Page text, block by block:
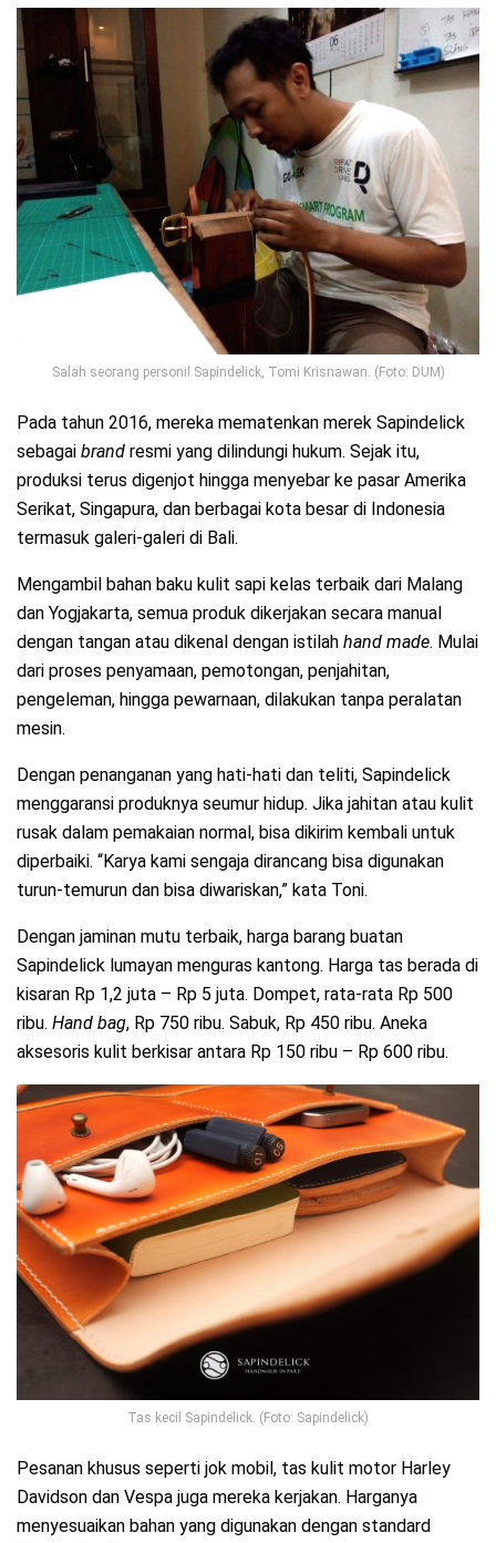
Salah seorang personil Sapindelick, Tomi Krisnawan. (Foto: DUM)
Pada tahun 2016, mereka mematenkan merek Sapindelick
sebagai brand resmi yang dilindungi hukum. Sejak itu,
produksi terus digenjot hingga menyebar ke pasar Amerika
Serikat, Singapura, dan berbagai kota besar di Indonesia
termasuk galeri-galeri di Bali.
Mengambil bahan baku kulit sapi kelas terbaik dari Malang
dan Yogjakarta, semua produk dikerjakan secara manual
dengan tangan atau dikenal dengan istilah hand made. Mulai
dari proses penyamaan, pemotongan, penjahitan,
pengeleman, hingga pewarnaan, dilakukan tanpa peralatan
mesin.
Dengan penanganan yang hati-hati dan teliti, Sapindelick
menggaransi produknya seumur hidup. Jika jahitan atau kulit
rusak dalam pemakaian normal, bisa dikirim kembali untuk
diperbaiki. “Karya kami sengaja dirancang bisa digunakan
turun-temurun dan bisa diwariskan,” kata Toni.
Dengan jaminan mutu terbaik, harga barang buatan
Sapindelick lumayan menguras kantong. Harga tas berada di
kisaran Rp 1,2 juta – Rp 5 juta. Dompet, rata-rata Rp 500
ribu. Hand bag, Rp 750 ribu. Sabuk, Rp 450 ribu. Aneka
aksesoris kulit berkisar antara Rp 150 ribu – Rp 600 ribu.
Tas kecil Sapindelick. (Foto: Sapindelick)
Pesanan khusus seperti jok mobil, tas kulit motor Harley
Davidson dan Vespa juga mereka kerjakan. Harganya
menyesuaikan bahan yang digunakan dengan standard